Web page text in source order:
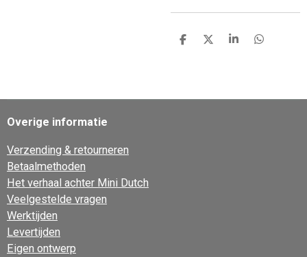
D
D
S
D
Overige informatie
Verzending & retourneren
Betaalmethoden
Het verhaal achter Mini Dutch
Veelgestelde vragen
Werktijden
Levertijden
Eigen ontwerp